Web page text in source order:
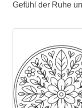
Gefühl der Ruhe